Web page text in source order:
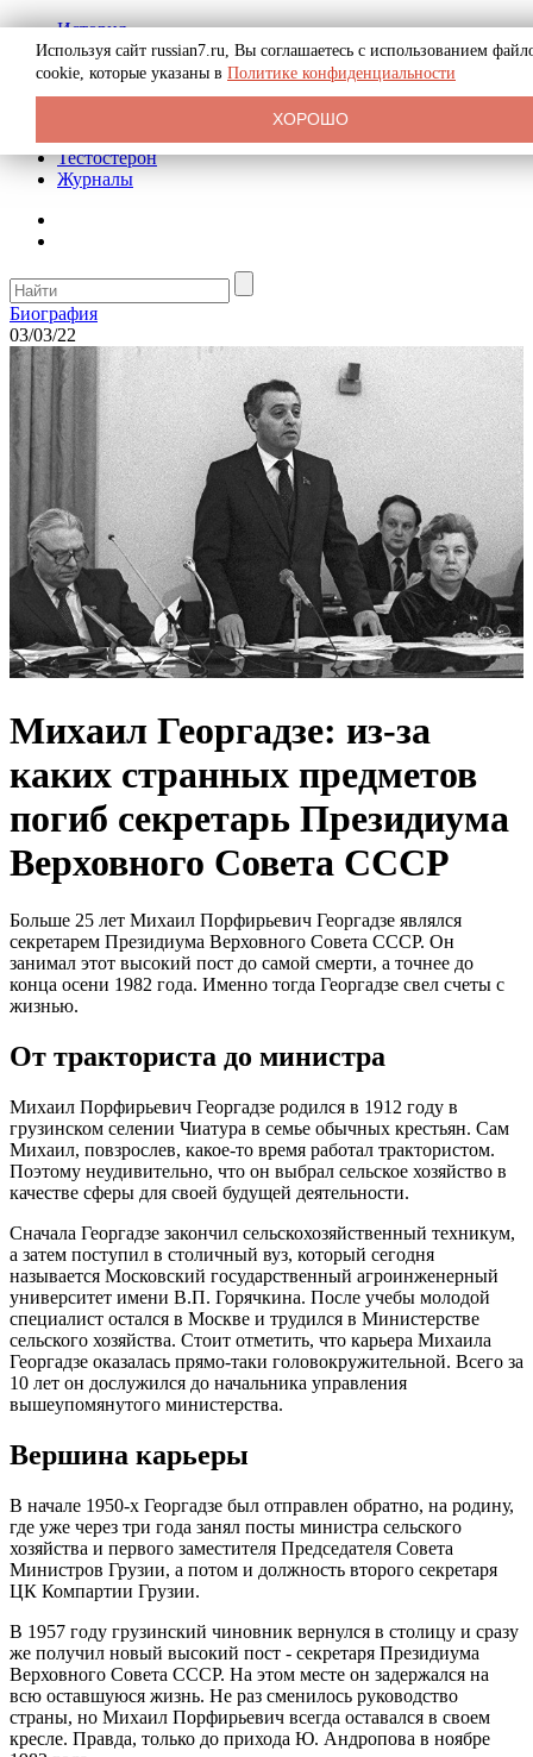
История
Биография
Криминал
Реклама на сайте
Тестостерон
Журналы
Биография
03/03/22
Михаил Георгадзе: из-за
каких странных предметов
погиб секретарь Президиума
Верховного Совета СССР
Больше 25 лет Михаил Порфирьевич Георгадзе являлся
секретарем Президиума Верховного Совета СССР. Он
занимал этот высокий пост до самой смерти, а точнее до
конца осени 1982 года. Именно тогда Георгадзе свел счеты с
жизнью.
От тракториста до министра
Михаил Порфирьевич Георгадзе родился в 1912 году в
грузинском селении Чиатура в семье обычных крестьян. Сам
Михаил, повзрослев, какое-то время работал трактористом.
Поэтому неудивительно, что он выбрал сельское хозяйство в
качестве сферы для своей будущей деятельности.
Сначала Георгадзе закончил сельскохозяйственный техникум,
а затем поступил в столичный вуз, который сегодня
называется Московский государственный агроинженерный
университет имени В.П. Горячкина. После учебы молодой
специалист остался в Москве и трудился в Министерстве
сельского хозяйства. Стоит отметить, что карьера Михаила
Георгадзе оказалась прямо-таки головокружительной. Всего за
10 лет он дослужился до начальника управления
вышеупомянутого министерства.
Вершина карьеры
В начале 1950-х Георгадзе был отправлен обратно, на родину,
где уже через три года занял посты министра сельского
хозяйства и первого заместителя Председателя Совета
Министров Грузии, а потом и должность второго секретаря
ЦК Компартии Грузии.
В 1957 году грузинский чиновник вернулся в столицу и сразу
же получил новый высокий пост - секретаря Президиума
Верховного Совета СССР. На этом месте он задержался на
всю оставшуюся жизнь. Не раз сменилось руководство
страны, но Михаил Порфирьевич всегда оставался в своем
кресле. Правда, только до прихода Ю. Андропова в ноябре
Используя сайт russian7.ru, Вы соглашаетесь с использованием
cookie, которые указаны в Политике конфиденциальности
ХОРОШО